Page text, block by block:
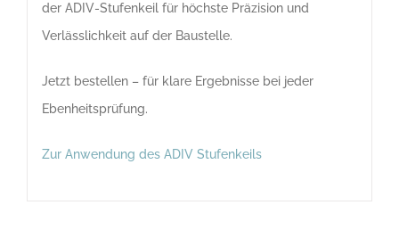
der ADIV-Stufenkeil für höchste Präzision und
Verlässlichkeit auf der Baustelle.
Jetzt bestellen – für klare Ergebnisse bei jeder
Ebenheitsprüfung.
Zur Anwendung des ADIV Stufenkeils